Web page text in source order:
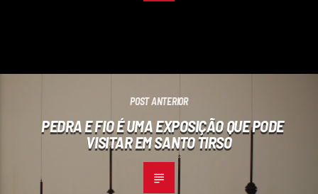
POST ANTERIOR
PEDRA E FIO É UMA EXPOSIÇÃO QUE PODE
VISITAR EM SANTO TIRSO